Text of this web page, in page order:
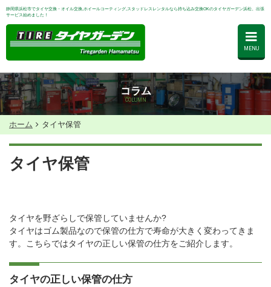
静岡県浜松市でタイヤ交換・オイル交換,ホイールコーティング,スタッドレスレンタルなら持ち込み交換OKのタイヤガーデン浜松。出張
サービス始めました！
MENU
コラム
COLUMN
ホーム タイヤ保管
タイヤ保管
タイヤを野ざらしで保管していませんか?
タイヤはゴム製品なので保管の仕方で寿命が大きく変わってきま
す。こちらではタイヤの正しい保管の仕方をご紹介します。
タイヤの正しい保管の仕方